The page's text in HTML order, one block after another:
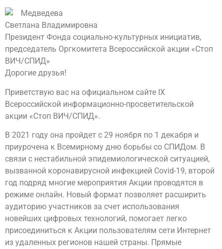
Медведева
Светлана Владимировна
Президент Фонда социально-культурных инициатив,
председатель Оргкомитета Всероссийской акции «Стоп
ВИЧ/СПИД»
Дорогие друзья!
Приветствую вас на официальном сайте IX
Всероссийской информационно-просветительской
акции «Стоп ВИЧ/СПИД».
В 2021 году она пройдет с 29 ноября по 1 декабря и
приурочена к Всемирному дню борьбы со СПИДом. В
связи с нестабильной эпидемиологической ситуацией,
вызванной коронавирусной инфекцией Covid-19, второй
год подряд многие мероприятия Акции проводятся в
режиме онлайн. Новый формат позволяет расширить
аудиторию участников за счет использования
новейших цифровых технологий, помогает легко
присоединиться к Акции пользователям сети Интернет
из удаленных регионов нашей страны. Прямые